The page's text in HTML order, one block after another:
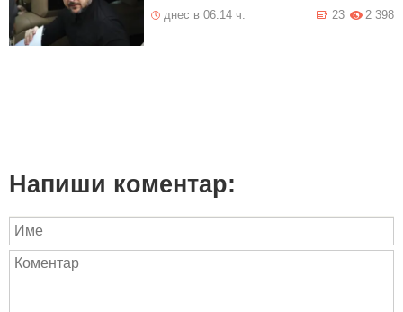
днес в 06:14 ч. 2 398
23
Напиши коментар: